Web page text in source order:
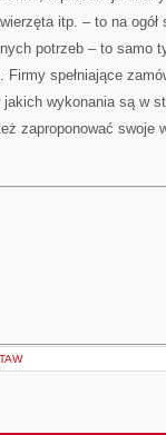
itp. – to na
potrzeb – to samo
Firmy spełniające
wykonania są w
zaproponować swoje